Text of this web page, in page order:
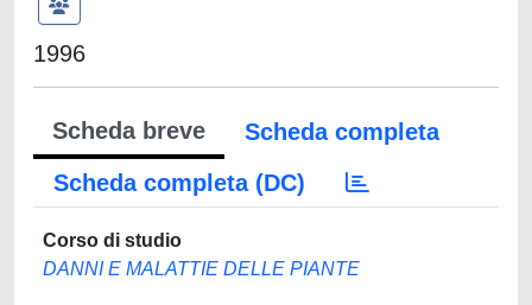
1996
Scheda breve
Scheda completa
Scheda completa (DC)
Corso di studio
DANNI E MALATTIE DELLE PIANTE